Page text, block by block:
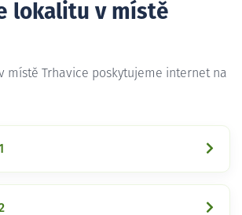
lokalitu v místě
místě Trhavice poskytujeme internet na